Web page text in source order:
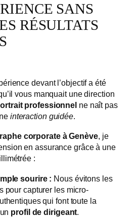
SANS
RÉSULTATS
devant l’objectif a été
vous manquait une direction
professionnel ne naît pas
interaction guidée.
corporate à Genève, je
en assurance grâce à une
:
sourire : Nous évitons les
pour capturer les micro-
qui font toute la
profil de dirigeant.